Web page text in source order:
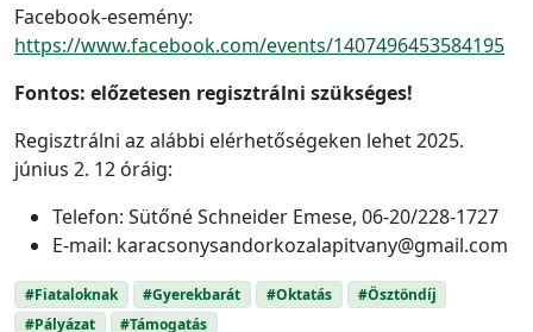
Facebook-esemény:
https://www.facebook.com/events/1407496453584195
Fontos: előzetesen regisztrálni szükséges!
Regisztrálni az alábbi elérhetőségeken lehet 2025.
június 2. 12 óráig:
Telefon: Sütőné Schneider Emese, 06-20/228-1727
E-mail: karacsonysandorkozalapitvany@gmail.com
#Fiataloknak #Gyerekbarát #Oktatás
#Ösztöndíj
#Pályázat
#Támogatás